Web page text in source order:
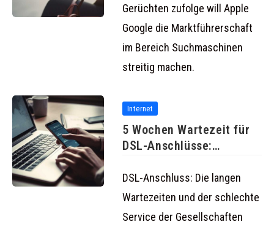
Gerüchten zufolge will Apple
Google die Marktführerschaft
im Bereich Suchmaschinen
streitig machen.
Internet
5 Wochen Wartezeit für
DSL-Anschlüsse:
DSL-Anschluss: Die langen
Wartezeiten und der schlechte
Service der Gesellschaften